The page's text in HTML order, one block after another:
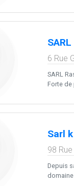
6 Rue
SARL
Forte de
Sarl
98
Depuis